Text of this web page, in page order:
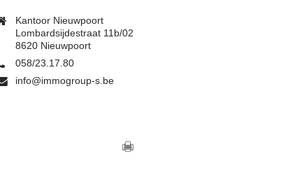
Kantoor Nieuwpoort
Lombardsijdestraat 11b/02
8620 Nieuwpoort
058/23.17.80
info@immogroup-s.be